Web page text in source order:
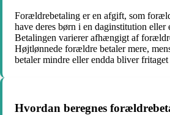
Forældrebetaling er en afgift, som
have deres børn i en daginstitution eller
Betalingen varierer afhængigt af
Højtlønnede forældre betaler mere,
betaler mindre eller endda bliver
Hvordan beregnes